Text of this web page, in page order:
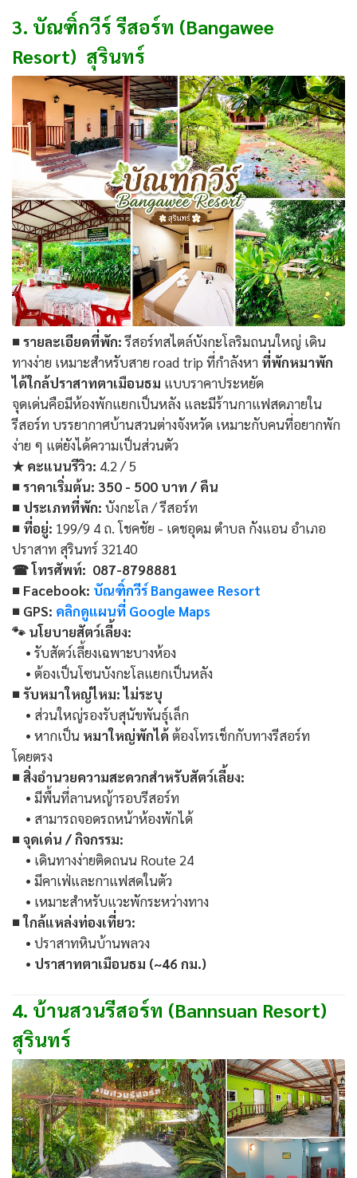
3. บัณฑิ์กวีร์ รีสอร์ท (Bangawee
Resort) สุรินทร์
■ รายละเอียดที่พัก:รีสอร์ทสไตล์บังกะโลริมถนนใหญ่ เดิน
ทางง่าย เหมาะสำหรับสาย road trip ที่กำลังหา ที่พักหมาพัก
ได้ใกล้ปราสาทตาเมือนธม แบบราคาประหยัด
จุดเด่นคือมีห้องพักแยกเป็นหลัง และมีร้านกาแฟสดภายใน
รีสอร์ท บรรยากาศบ้านสวนต่างจังหวัด เหมาะกับคนที่อยากพัก
ง่าย ๆ แต่ยังได้ความเป็นส่วนตัว
★ คะแนนรีวิว: 4.2 / 5
■ ราคาเริ่มต้น: 350 - 500 บาท / คืน
■ ประเภทที่พัก: บังกะโล / รีสอร์ท
■ ที่อยู่: 199/9 4 ถ. โชคชัย - เดชอุดม ตำบล กังแอน อำเภอ
ปราสาท สุรินทร์ 32140
☎ โทรศัพท์: 087-8798881
■ Facebook: บัณฑิ์กวีร์ Bangawee Resort
■ GPS: คลิกดูแผนที่ Google Maps
🐾 นโยบายสัตว์เลี้ยง:
• รับสัตว์เลี้ยงเฉพาะบางห้อง
• ต้องเป็นโซนบังกะโลแยกเป็นหลัง
■ รับหมาใหญ่ไหม:ไม่ระบุ
• ส่วนใหญ่รองรับสุนัขพันธุ์เล็ก
• หากเป็น หมาใหญ่พักได้ ต้องโทรเช็กกับทางรีสอร์ท
โดยตรง
■ สิ่งอำนวยความสะดวกสำหรับสัตว์เลี้ยง:
• มีพื้นที่ลานหญ้ารอบรีสอร์ท
• สามารถจอดรถหน้าห้องพักได้
■ จุดเด่น / กิจกรรม:
• เดินทางง่ายติดถนน Route 24
• มีคาเฟ่และกาแฟสดในตัว
• เหมาะสำหรับแวะพักระหว่างทาง
■ ใกล้แหล่งท่องเที่ยว:
• ปราสาทหินบ้านพลวง
• ปราสาทตาเมือนธม (~46 กม.)
4. บ้านสวนรีสอร์ท (Bannsuan Resort)
สุรินทร์